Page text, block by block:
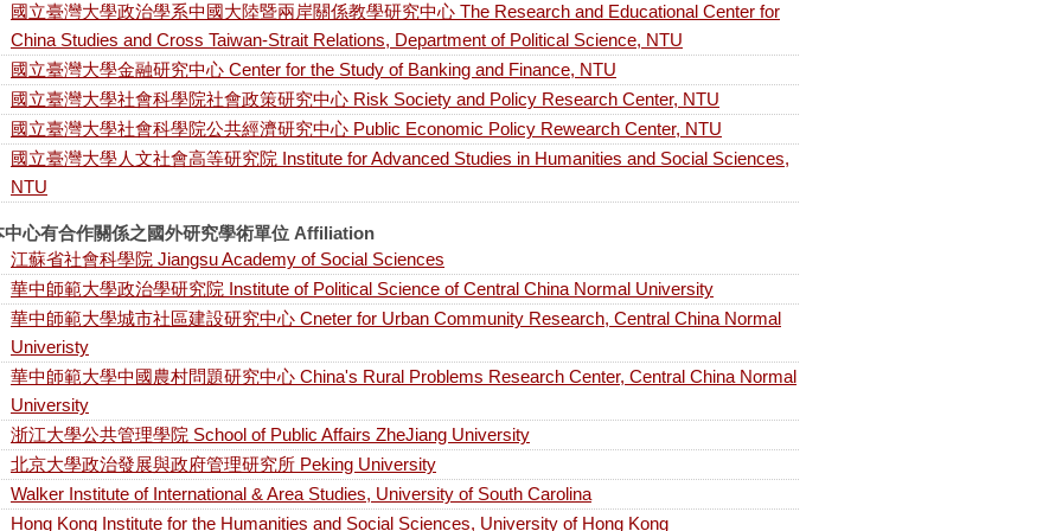
國立臺灣大學政治學系中國大陸暨兩岸關係教學研究中心 The Research and Educational Center for
China Studies and Cross Taiwan-Strait Relations, Department of Political Science, NTU
國立臺灣大學金融研究中心 Center for the Study of Banking and Finance, NTU
國立臺灣大學社會科學院社會政策研究中心 Risk Society and Policy Research Center, NTU
國立臺灣大學社會科學院公共經濟研究中心 Public Economic Policy Rewearch Center, NTU
國立臺灣大學人文社會高等研究院 Institute for Advanced Studies in Humanities and Social Sciences,
NTU
中心有合作關係之國外研究學術單位 Affiliation
江蘇省社會科學院 Jiangsu Academy of Social Sciences
華中師範大學政治學研究院 Institute of Political Science of Central China Normal University
華中師範大學城市社區建設研究中心 Cneter for Urban Community Research, Central China Normal
Univeristy
華中師範大學中國農村問題研究中心 China's Rural Problems Research Center, Central China Normal
University
浙江大學公共管理學院 School of Public Affairs ZheJiang University
北京大學政治發展與政府管理研究所 Peking University
Walker Institute of International & Area Studies, University of South Carolina
Hong Kong Institute for the Humanities and Social Sciences, University of Hong Kong